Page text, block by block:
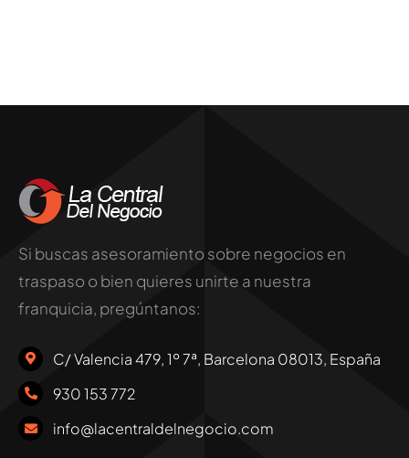
Si buscas asesoramiento sobre negocios en
traspaso o bien quieres unirte a nuestra
franquicia, pregúntanos:
C/ Valencia 479, 1º 7ª, Barcelona 08013, España
930 153 772
info@lacentraldelnegocio.com